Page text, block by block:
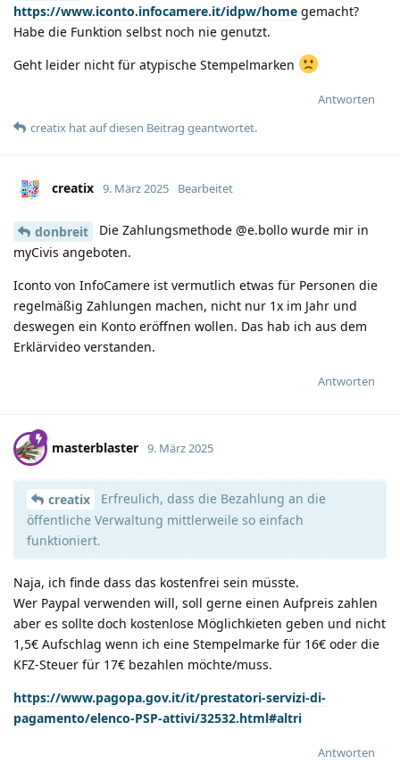
https://www.iconto.infocamere.it/idpw/home gemacht?
Habe die Funktion selbst noch nie genutzt.
Geht leider nicht für atypische Stempelmarken
Antworten
creatix hatauf diesen Beitrag geantwortet.
creatix 9. März 2025 Bearbeitet
donbreit
Die Zahlungsmethode @e.bollo wurde mir in
myCivis angeboten.
Iconto von InfoCamere ist vermutlich etwas für Personen die
regelmäßig Zahlungen machen, nicht nur 1x im Jahr und
deswegen ein Konto eröffnen wollen. Das hab ich aus dem
Erklärvideo verstanden.
Antworten
masterblaster 9. März 2025
creatix
Erfreulich, dass die Bezahlung an die
öffentliche Verwaltung mittlerweile so einfach
funktioniert.
Naja, ich finde dass das kostenfrei sein müsste.
Wer Paypal verwenden will, soll gerne einen Aufpreis zahlen
aber es sollte doch kostenlose Möglichkieten geben und nicht
1,5€ Aufschlag wenn ich eine Stempelmarke für 16€ oder die
KFZ-Steuer für 17€ bezahlen möchte/muss.
https://www.pagopa.gov.it/it/prestatori-servizi-di-
pagamento/elenco-PSP-attivi/32532.html#altri
Antworten